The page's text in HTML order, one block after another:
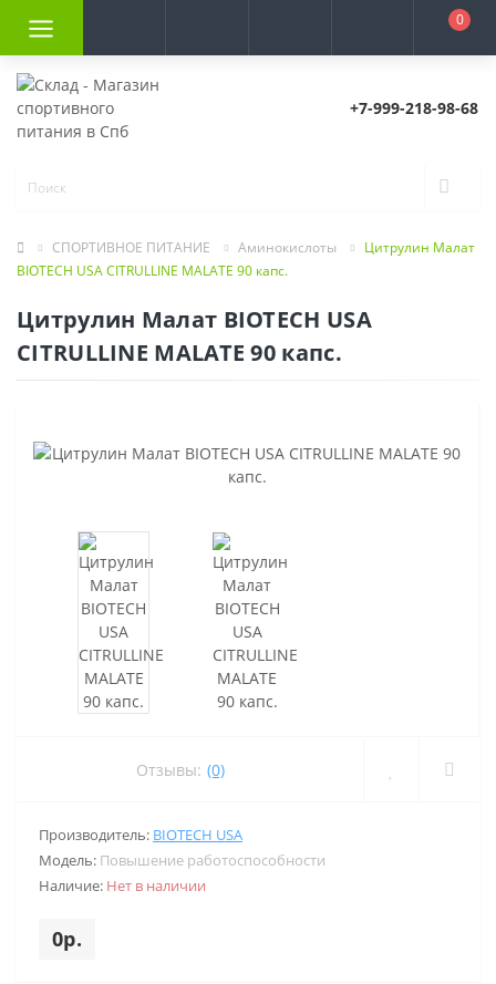
0
+7-999-218-98-68
СПОРТИВНОЕ ПИТАНИЕ Аминокислоты
Цитрулин Малат
BIOTECH USA CITRULLINE MALATE 90 капс.
Цитрулин Малат BIOTECH USA
CITRULLINE MALATE 90 капс.
Отзывы: (0)
Производитель: BIOTECH USA
Модель: Повышение работоспособности
Наличие: Нет в наличии
0р.